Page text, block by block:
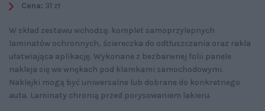
Cena: 31 zł
W skład zestawu wchodzą: komplet samoprzylepnych
laminatów ochronnych, ściereczka do odtłuszczania oraz rakla
ułatwiająca aplikację. Wykonane z bezbarwnej folii panele
nakleja się we wnękach pod klamkami samochodowymi.
Naklejki mogą być uniwersalne lub dobrane do konkretnego
auta. Laminaty chronią przed porysowaniem lakieru.